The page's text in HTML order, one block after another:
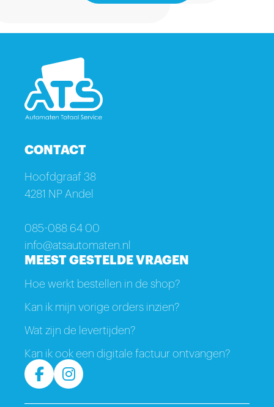
CONTACT
Hoofdgraaf 38
4281 NP Andel
085-088 64 00
info@atsautomaten.nl
MEEST GESTELDE VRAGEN
Hoe werkt bestellen in de shop?
Kan ik mijn vorige orders inzien?
Wat zijn de levertijden?
Kan ik ook een digitale factuur ontvangen?